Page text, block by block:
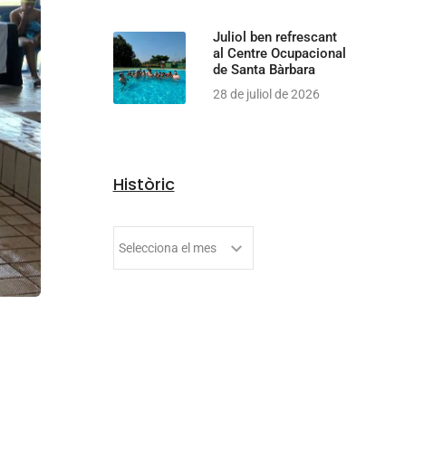
Juliol ben refrescant
al Centre Ocupacional
de Santa Bàrbara
28 de juliol de 2026
Històric